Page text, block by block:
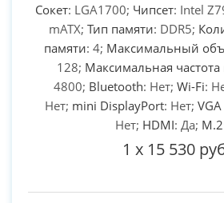
Сокет: LGA1700; Чипсет: Intel
mATX; Тип памяти: DDR5;
памяти: 4; Максимальный
128; Максимальная
4800; Bluetooth: Нет; Wi-Fi:
Нет; mini DisplayPort: Нет;
Нет; HDMI: Да; M.2
1 x 15 530